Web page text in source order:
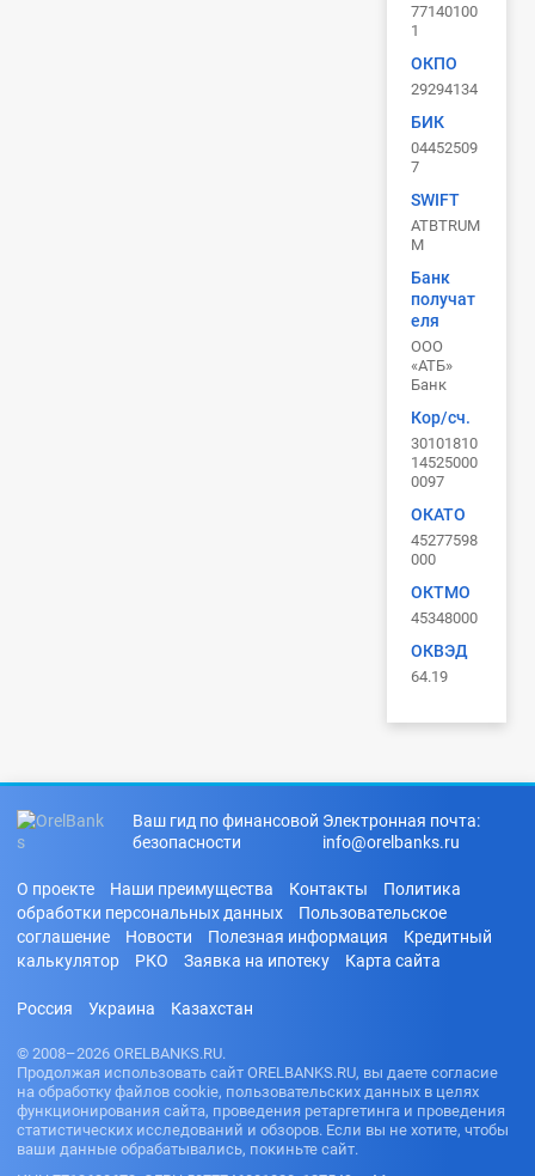
77140100
1
ОКПО
29294134
БИК
04452509
7
SWIFT
ATBTRUM
M
Банк
получат
еля
ООО
«АТБ»
Банк
Кор/сч.
30101810
14525000
0097
ОКАТО
45277598
000
ОКТМО
45348000
ОКВЭД
64.19
Ваш гид по финансовой
безопасности
Электронная почта:
info@orelbanks.ru
О проекте Наши преимущества Контакты
Политика
обработки персональных данных
Пользовательское
соглашение
Новости Полезная информация
Кредитный
калькулятор
РКО Заявка на ипотеку Карта сайта
Россия Украина Казахстан
© 2008–2026 ORELBANKS.RU.
Продолжая использовать сайт ORELBANKS.RU, вы даете согласие
на обработку файлов cookie, пользовательских данных в целях
функционирования сайта, проведения ретаргетинга и проведения
статистических исследований и обзоров. Если вы не хотите, чтобы
ваши данные обрабатывались, покиньте сайт.